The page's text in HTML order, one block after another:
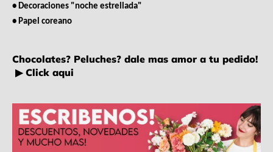
• Decoraciones "noche estrellada"
• Papel coreano
Chocolates? Peluches? dale mas amor a tu pedido!
▶ Click aqui